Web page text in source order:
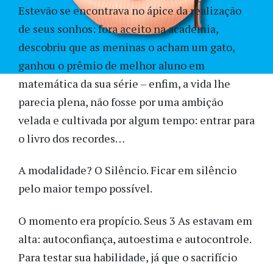
Estevão se encontrava no ápice da realização
de seus sonhos: fora aceito na academia,
descobriu que as meninas o acham um gato,
ganhou o prêmio de melhor aluno em
matemática da sua série – enfim, a vida lhe
parecia plena, não fosse por uma ambição
velada e cultivada por algum tempo: entrar para
o livro dos recordes…
A modalidade? O Silêncio. Ficar em silêncio
pelo maior tempo possível.
O momento era propício. Seus 3 As estavam em
alta: autoconfiança, autoestima e autocontrole.
Para testar sua habilidade, já que o sacrifício